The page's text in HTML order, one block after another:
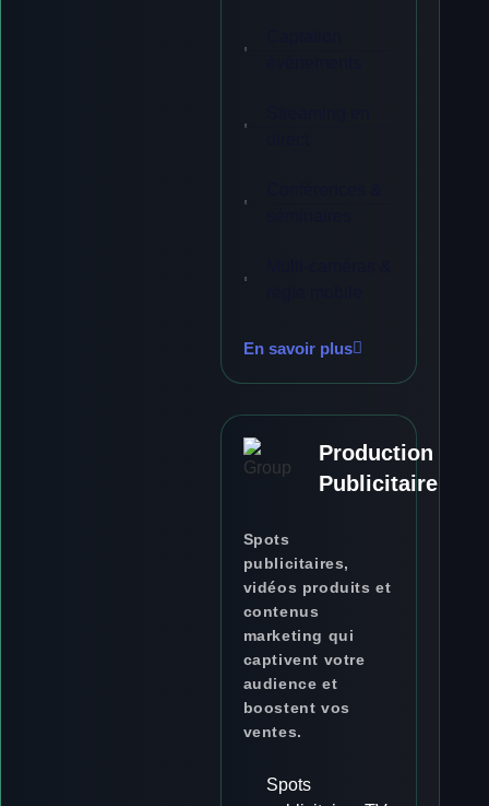
En savoir plus
Production
Publicitaire
Spots
publicitaires,
vidéos produits et
contenus
marketing qui
captivent votre
audience et
boostent vos
ventes.
Spots